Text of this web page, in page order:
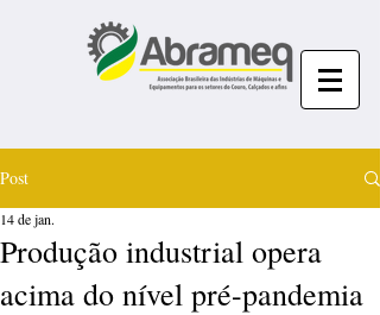
Post
Produção industrial opera
acima do nível pré-pandemia
14 de jan.